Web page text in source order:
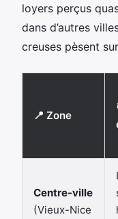
loyers perçus
dans d’autres
creuses pèsent
📍 Zone
Centre-ville
(Vieux-Nice